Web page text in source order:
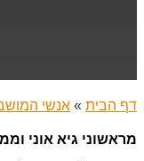
דף הבית » אנשי
מראשוני גיא אוני